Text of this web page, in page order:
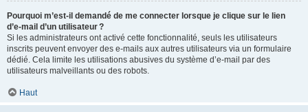
Pourquoi m’est-il demandé de me connecter lorsque je clique sur le lien
d’e-mail d’un utilisateur ?
Si les administrateurs ont activé cette fonctionnalité, seuls les utilisateurs
inscrits peuvent envoyer des e-mails aux autres utilisateurs via un formulaire
dédié. Cela limite les utilisations abusives du système d’e-mail par des
utilisateurs malveillants ou des robots.
Haut